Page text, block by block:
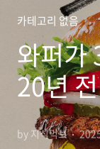
카테고리 없음
와퍼가
20년
할인
by 지식먹보